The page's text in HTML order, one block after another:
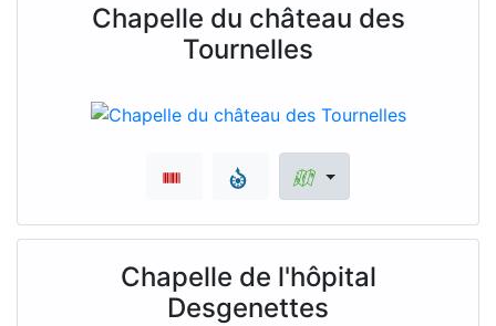
Chapelle du château des
Tournelles
Chapelle de l'hôpital
Desgenettes